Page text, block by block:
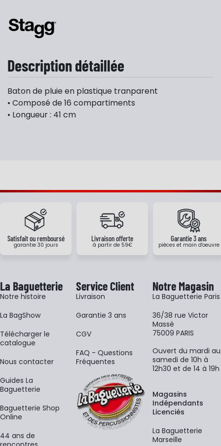
Description détaillée
Baton de pluie en plastique tranparent
• Composé de 16 compartiments
• Longueur : 41 cm
Satisfait ou remboursé
garantie 30 jours
Livraison offerte
à partir de 59€
Garantie 3 ans
pièces et main d'oeuvre
La Baguetterie
Notre histoire
La BagShow
​Télécharger le
catalogue
Nous contacter
Guides La
Baguetterie
Baguetterie Shop
Online
44 ans de
Service Client
Livraison
Garantie 3 ans
CGV
FAQ - Questions
Fréquentes
Notre Magasin
La Baguetterie Paris
36/38 rue Victor
Massé
75009 PARIS
Ouvert du mardi au
samedi de 10h à
12h30 et de 14 à 19h
Magasins
Indépendants
Licenciés
La Baguetterie
Marseille